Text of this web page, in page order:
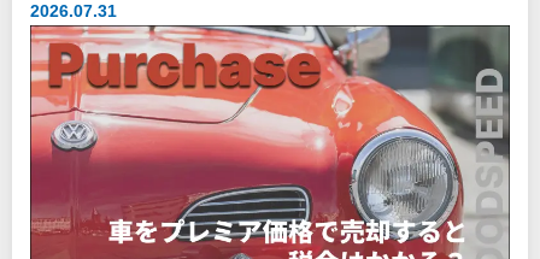
2026.07.31